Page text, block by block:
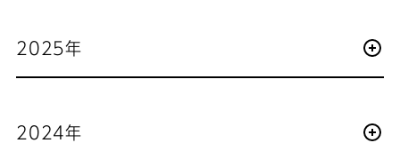
2025年
2024年